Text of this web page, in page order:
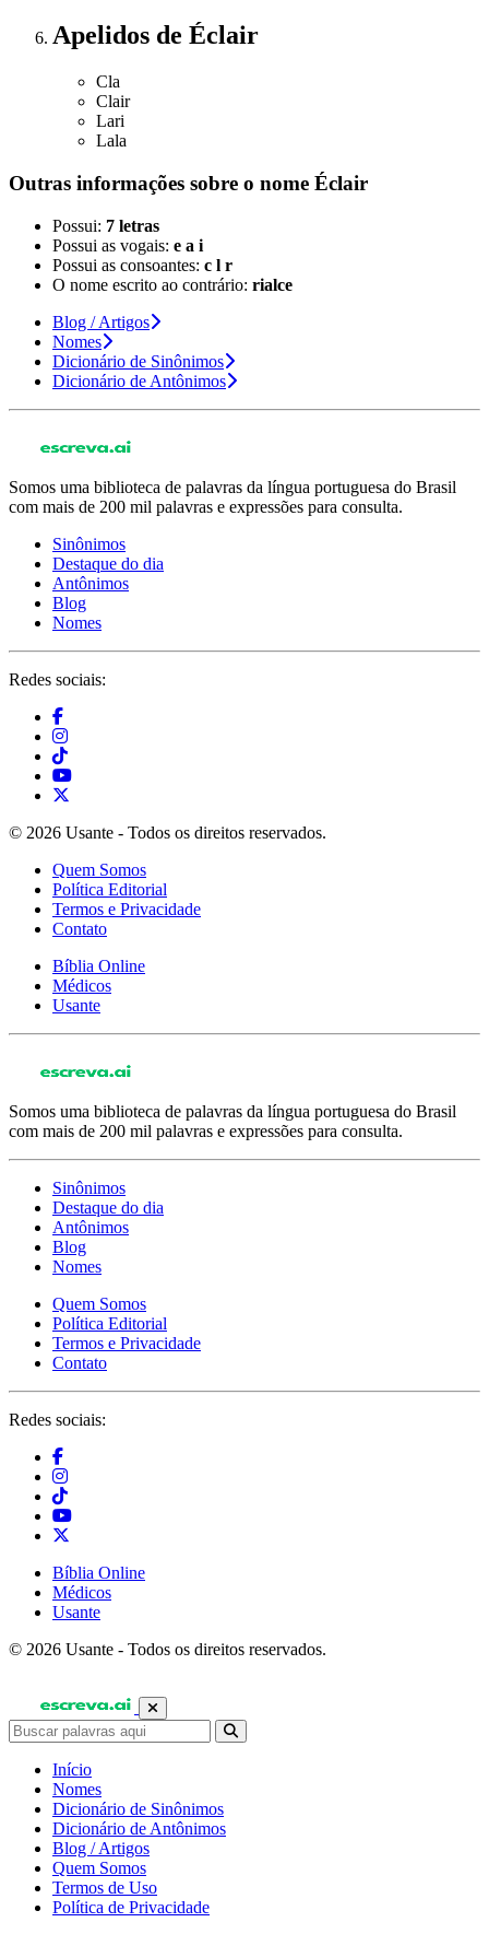
Apelidos de Éclair
Cla
Clair
Lari
Lala
Outras informações sobre o nome Éclair
Possui: 7 letras
Possui as vogais: e a i
Possui as consoantes: c l r
O nome escrito ao contrário: rialce
Blog / Artigos
Nomes
Dicionário de Sinônimos
Dicionário de Antônimos
Somos uma biblioteca de palavras da língua portuguesa do Brasil
com mais de 200 mil palavras e expressões para consulta.
Sinônimos
Destaque do dia
Antônimos
Blog
Nomes
Redes sociais:
© 2026 Usante - Todos os direitos reservados.
Quem Somos
Política Editorial
Termos e Privacidade
Contato
Bíblia Online
Médicos
Usante
Somos uma biblioteca de palavras da língua portuguesa do Brasil
com mais de 200 mil palavras e expressões para consulta.
Sinônimos
Destaque do dia
Antônimos
Blog
Nomes
Quem Somos
Política Editorial
Termos e Privacidade
Contato
Redes sociais:
Bíblia Online
Médicos
Usante
© 2026 Usante - Todos os direitos reservados.
Início
Nomes
Dicionário de Sinônimos
Dicionário de Antônimos
Blog / Artigos
Quem Somos
Termos de Uso
Política de Privacidade